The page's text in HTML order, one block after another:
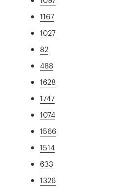
1167
1027
82
488
1628
1747
1074
1566
1514
633
1326